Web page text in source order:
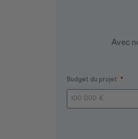
Avec
Budget du projet